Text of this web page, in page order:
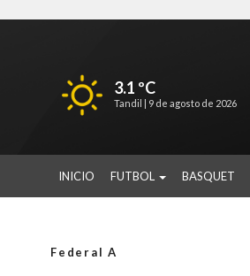
3.1 ºC
Tandil | 9 de agosto de 2026
INICIO FUTBOL BASQUET
Federal A